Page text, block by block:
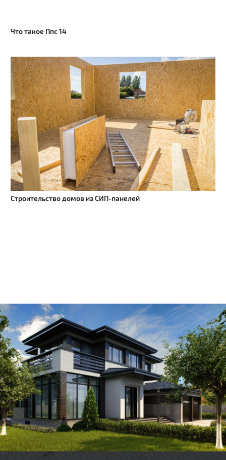
Что такое Ппс 14
Строительство домов из СИП-панелей